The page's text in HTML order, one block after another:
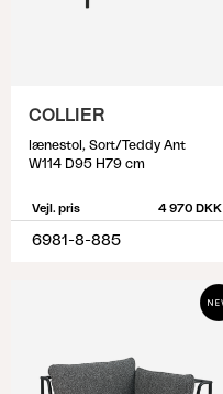
COLLIER
lænestol, Sort/Teddy Ant
W114 D95 H79 cm
Vejl. pris 4 970 DKK
6981-8-885